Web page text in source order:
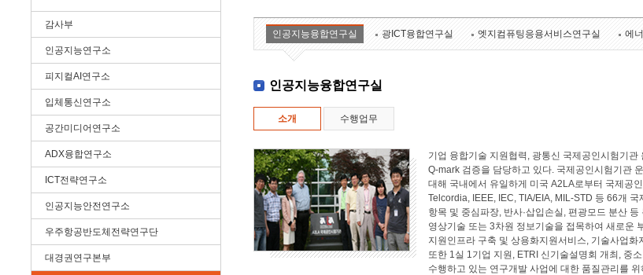
감사부
인공지능연구소
피지컬AI연구소
입체통신연구소
공간미디어연구소
ADX융합연구소
ICT전략연구소
인공지능안전연구소
우주항공반도체전략연구단
대경권연구본부
인공지능융합연구실 광ICT융합연구실 엣지컴퓨팅응용서비스연구실 에
인공지능융합연구실
소개 수행업무
기업 융합기술 지원협력, 광통신 국제공인시험기
Q-mark 검증을 담당하고 있다. 국제공인시험기관
대해 국내에서 유일하게 미국 A2LA로부터 국제공
Telcordia, IEEE, IEC, TIA/EIA, MIL-STD 등 66개
항목 및 중심파장, 반사·삽입손실, 편광모드 분산
영상기술 또는 3차원 정보기술을 접목하여 새로운
지원인프라 구축 및 상용화지원서비스, 기술사업
또한 1실 1기업 지원, ETRI 신기술설명회 개최, 중
수행하고 있는 연구개발 사업에 대한 품질관리를